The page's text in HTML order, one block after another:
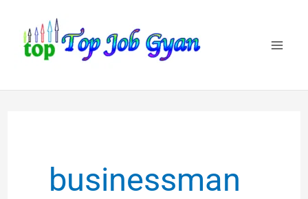
content
businessman